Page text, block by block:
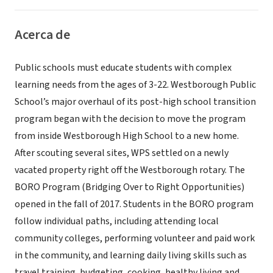
Acerca de
Public schools must educate students with complex
learning needs from the ages of 3-22. Westborough Public
School’s major overhaul of its post-high school transition
program began with the decision to move the program
from inside Westborough High School to a new home.
After scouting several sites, WPS settled on a newly
vacated property right off the Westborough rotary. The
BORO Program (Bridging Over to Right Opportunities)
opened in the fall of 2017. Students in the BORO program
follow individual paths, including attending local
community colleges, performing volunteer and paid work
in the community, and learning daily living skills such as